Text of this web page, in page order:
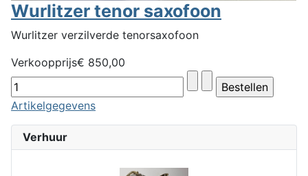
Verhuur
Wurlitzer tenor saxofoon
Wurlitzer verzilverde tenorsaxofoon
Verkoopprijs€ 850,00
Artikelgegevens